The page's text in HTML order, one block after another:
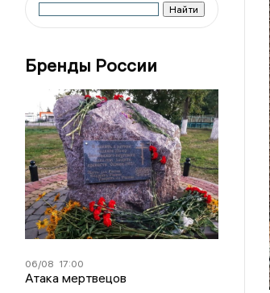
Бренды России
06/08 17:00
Атака мертвецов